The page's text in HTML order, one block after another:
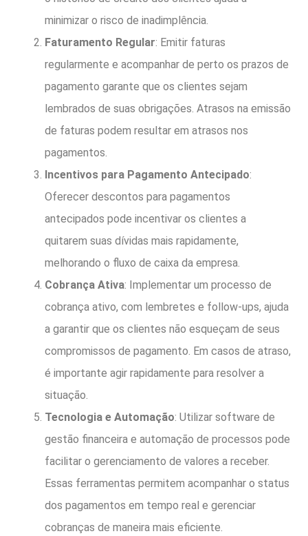
minimizar o risco de inadimplência.
Faturamento Regular: Emitir faturas
regularmente e acompanhar de perto os prazos de
pagamento garante que os clientes sejam
lembrados de suas obrigações. Atrasos na emissão
de faturas podem resultar em atrasos nos
pagamentos.
Incentivos para Pagamento Antecipado:
Oferecer descontos para pagamentos
antecipados pode incentivar os clientes a
quitarem suas dívidas mais rapidamente,
melhorando o fluxo de caixa da empresa.
Cobrança Ativa: Implementar um processo de
cobrança ativo, com lembretes e follow-ups, ajuda
a garantir que os clientes não esqueçam de seus
compromissos de pagamento. Em casos de atraso,
é importante agir rapidamente para resolver a
situação.
Tecnologia e Automação: Utilizar software de
gestão financeira e automação de processos pode
facilitar o gerenciamento de valores a receber.
Essas ferramentas permitem acompanhar o status
dos pagamentos em tempo real e gerenciar
cobranças de maneira mais eficiente.